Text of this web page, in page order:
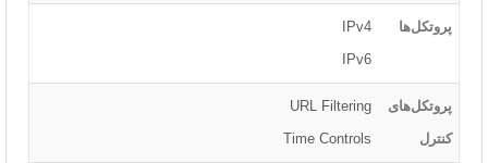
پروتکل‌ها
IPv4
IPv6
پروتکل‌های
کنترل
URL Filtering
Time Controls